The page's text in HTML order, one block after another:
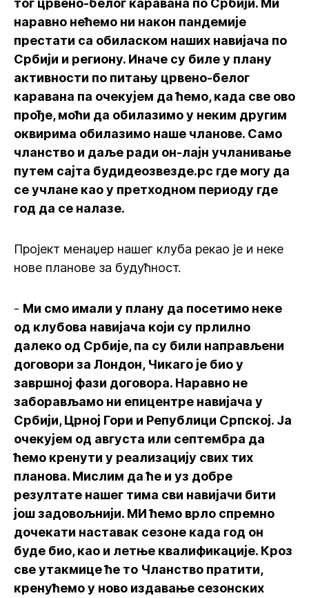
тог црвено-белог каравана по Србији. Ми
наравно нећемо ни након пандемије
престати са обиласком наших навијача по
Србији и региону. Иначе су биле у плану
активности по питању црвено-белог
каравана па очекујем да ћемо, када све ово
прође, моћи да обилазимо у неким другим
оквирима обилазимо наше чланове. Само
чланство и даље ради он-лајн учланивање
путем сајта будидеозвезде.рс где могу да
се учлане као у претходном периоду где
год да се налазе.
Пројект менаџер нашег клуба рекао је и неке
нове планове за будућност.
- Ми смо имали у плану да посетимо неке
од клубова навијача који су прлилно
далеко од Србије, па су били направљени
договори за Лондон, Чикаго је био у
завршној фази договора. Наравно не
заборављамо ни епицентре навијача у
Србији, Црној Гори и Републици Српској. Ја
очекујем од августа или септембра да
ћемо кренути у реализацију свих тих
планова. Мислим да ће и уз добре
резултате нашег тима сви навијачи бити
још задовољнији. МИ ћемо врло спремно
дочекати наставак сезоне када год он
буде био, као и летње квалификације. Кроз
све утакмице ће то Чланство пратити,
кренућемо у ново издавање сезонских